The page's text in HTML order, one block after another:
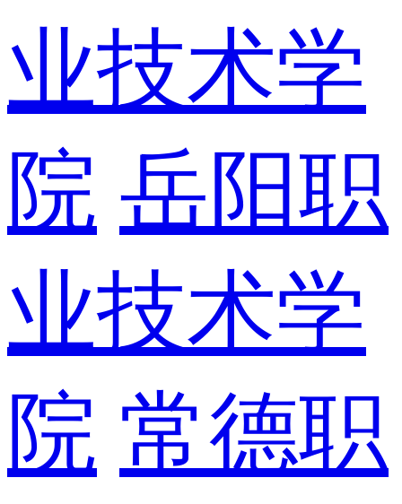
业技术学
院 岳阳职
业技术学
院 常德职